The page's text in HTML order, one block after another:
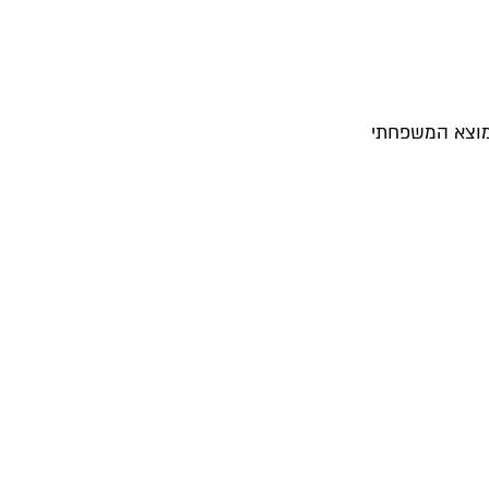
המשפחתי